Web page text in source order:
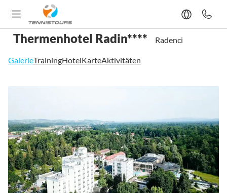
Thermenhotel Radin**** Radenci
GalerieTrainingHotelKarteAktivitäten
Bildgalerie
springen